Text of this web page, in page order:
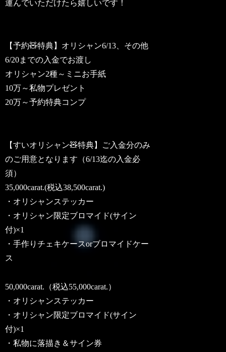
運んでいただけたら嬉しいです！
【予約🧸特典】オリシャン6/13、その他
6/20までの入金でお渡し
オリシャン2種～ミニお手紙
10万～私物プレゼント
20万～予約特典コンプ
【すいオリシャン🧸特典】ご入金分のみ
のご用意となります（6/13迄の入金必
須）
35,000carat.(税込38,500carat.)
・オリシャンステッカー
・オリシャン限定ブロマイド(サイン
付)×1
・手作りチェキケースorブロマイドケー
ス
50,000carat.（税込55,000carat.）
・オリシャンステッカー
・オリシャン限定ブロマイド(サイン
付)×1
・私物に落描き＆サイン券